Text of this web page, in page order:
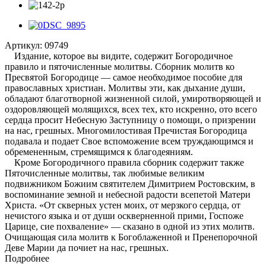
Артикул: 09749
Издание, которое вы видите, содержит Богородичное
правило и пяточисленные молитвы. Сборник молитв ко
Пресвятой Богородице — самое необходимое пособие для
православных христиан. Молитвы эти, как дыхание души,
обладают благотворной жизненной силой, умиротворяющей и
оздоровляющей молящихся, всех тех, кто искренно, ото всего
сердца просит Небесную Заступницу о помощи, о призрении
на нас, грешных. Многомилостивая Пречистая Богородица
подавала и подает Свое вспоможение всем труждающимся и
обремененным, стремящимся к благодеяниям.
Кроме Богородичного правила сборник содержит также
Пяточисленные молитвы, так любимые великим
подвижником Божиим святителем Димитрием Ростовским, в
воспоминание земной и небесной радости всепетой Матери
Христа. «От скверных устен моих, от мерзкого сердца, от
нечистого языка и от души оскверненной прими, Госпоже
Царице, сие похваление» — сказано в одной из этих молитв.
Очищающая сила молитв к Богоблаженной и Пренепорочной
Деве Марии да почиет на нас, грешных.
Подробнее